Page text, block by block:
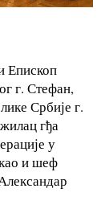
Епископ
г. Стефан,
Србије г.
гђа
у
и шеф